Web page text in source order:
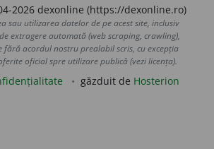
2026 dexonline (https://dexonline.ro)
sau utilizarea datelor de pe acest site, inclusiv
extragere automată (web scraping, crawling),
fără acordul nostru prealabil scris, cu excepția
oficial spre utilizare publică (vezi licența).
găzduit de Hosterion